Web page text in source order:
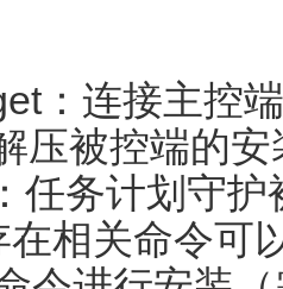
：连接主控
压被控端的安
任务计划守
在相关命令可